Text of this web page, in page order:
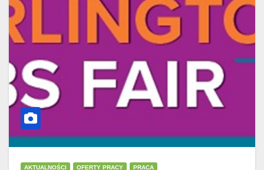
AKTUALNOŚCI OFERTY PRACY PRACA